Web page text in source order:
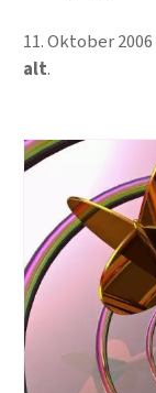
11. Oktober 2006
alt.